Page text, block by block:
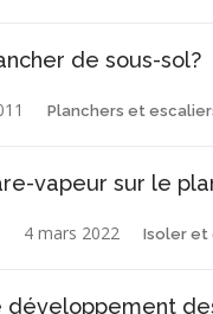
de sous-sol?
Planchers et
vapeur sur le
4 mars 2022 Isoler et